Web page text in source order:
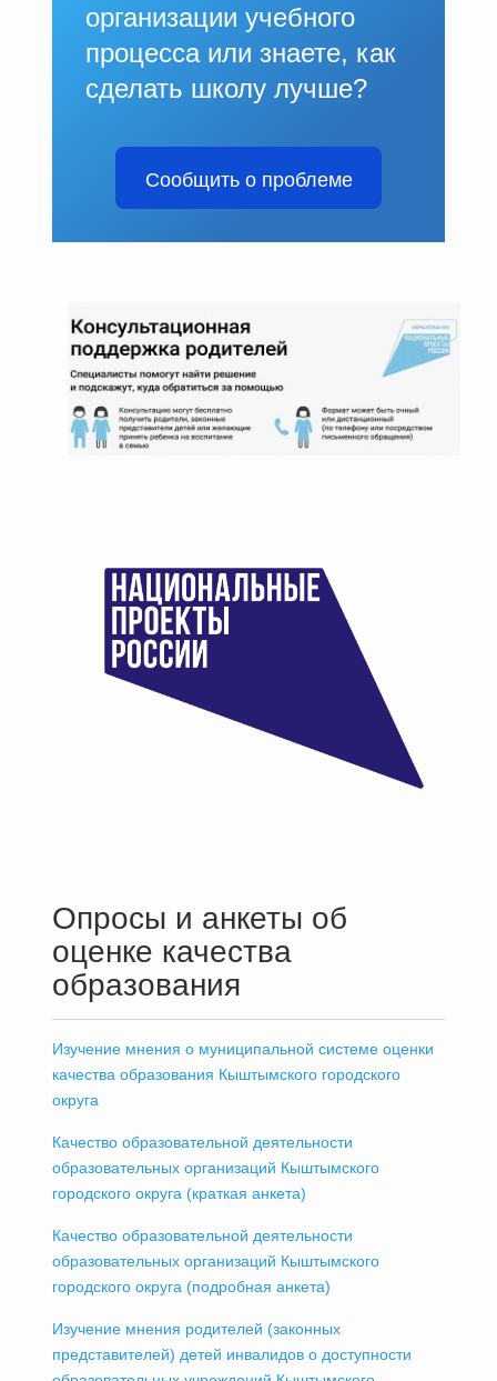
организации учебного
процесса или знаете, как
сделать школу лучше?
Сообщить о проблеме
Опросы и анкеты об
оценке качества
образования
Изучение мнения о муниципальной системе оценки
качества образования Кыштымского городского
округа
Качество образовательной деятельности
образовательных организаций Кыштымского
городского округа (краткая анкета)
Качество образовательной деятельности
образовательных организаций Кыштымского
городского округа (подробная анкета)
Изучение мнения родителей (законных
представителей) детей инвалидов о доступности